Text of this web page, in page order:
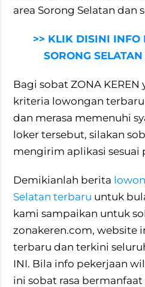
area Sorong Selatan dan
>> KLIK DISINI INFO
SORONG
Bagi sobat ZONA
kriteria lowongan
dan merasa memenuhi
loker tersebut, silakan
mengirim aplikasi sesuai
Demikianlah berita
Selatan terbaru untuk
kami sampaikan untuk
zonakeren.com, website
terbaru dan terkini
INI. Bila info pekerjaan
ini sobat rasa